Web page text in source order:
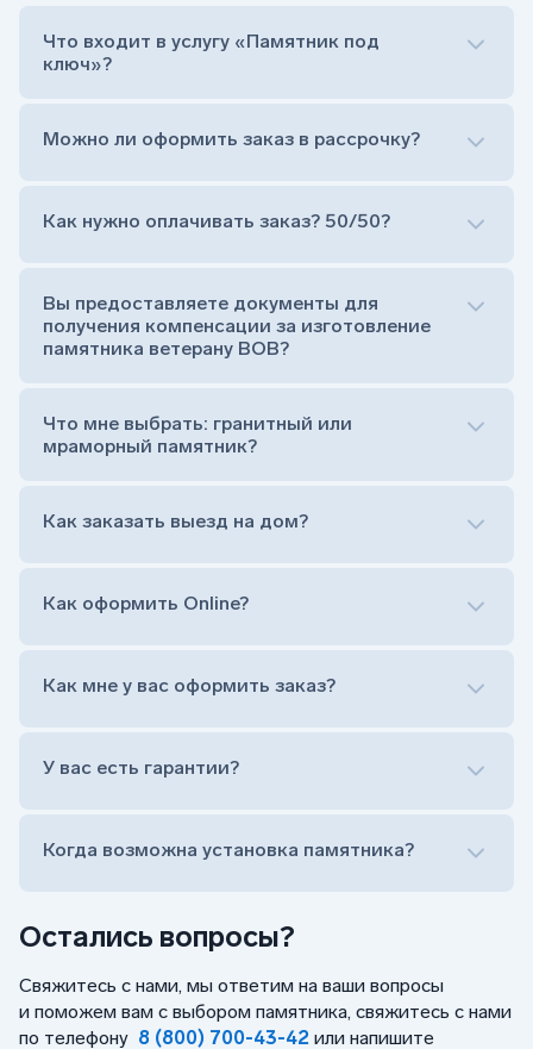
Остались вопросы?
Свяжитесь с нами, мы ответим на ваши вопросы
и поможем вам с выбором памятника, свяжитесь с нами
по телефону 8 (800) 700-43-42 или напишите
Что входит в услугу «Памятник под
ключ»?
Сам комплект памятника:
Тумба (постамент, на который при помощи
штыря устанавливается стела)
Цветник (обрамление могилки, бывает, что
Обработка и сверловка комплекта
Расположение символа веры (крестик или
на символ веры или вовсе портрет не рисовать)
прописной)
Можно ли оформить заказ в рассрочку?
Как нужно оплачивать заказ? 50/50?
Вы предоставляете документы для
получения компенсации за изготовление
памятника ветерану ВОВ?
Что мне выбрать: гранитный или
мраморный памятник?
Как заказать выезд на дом?
Оформить заказ удаленно (online)
Заказать бесплатный выезд менеджера на дом
Как оформить Online?
Оформить заказ удаленно (online)
Заказать бесплатный выезд менеджера на дом
Как мне у вас оформить заказ?
У вас есть гарантии?
Когда возможна установка памятника?